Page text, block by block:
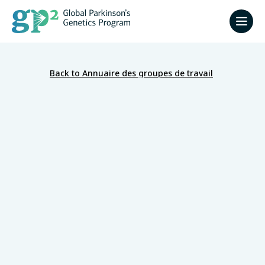
Back to Annuaire des groupes de travail